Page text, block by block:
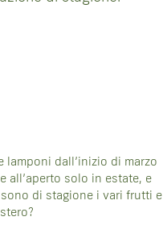
dall’inizio di marzo
all’aperto solo in estate, e
di stagione i vari frutti e